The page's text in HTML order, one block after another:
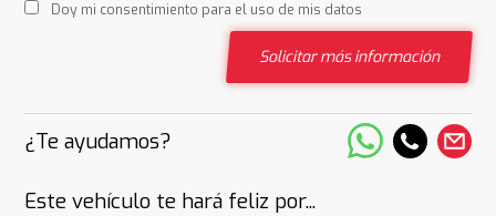
Doy mi consentimiento para el uso de mis datos
Solicitar más información
¿Te ayudamos?
Este vehículo te hará feliz por...